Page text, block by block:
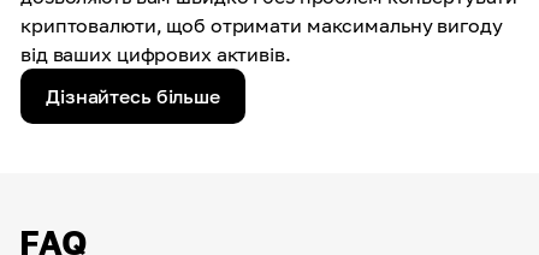
криптовалюти, щоб отримати максимальну вигоду
від ваших цифрових активів.
Дізнайтесь більше
FAQ